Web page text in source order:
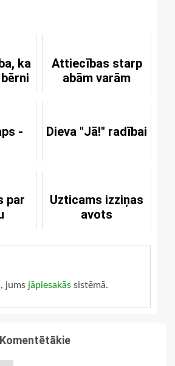
ka
Attiecības starp
abām varām
-
Dieva "Jā!" radībai
par
Uzticams izziņas
avots
jums jāpiesakās sistēmā.
Komentētākie